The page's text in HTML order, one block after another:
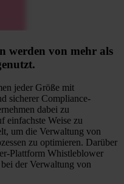
werden von mehr als
jeder Größe mit
sicherer Compliance-
dabei zu
einfachste Weise zu
um die Verwaltung von
zu optimieren. Darüber
Plattform Whistleblower
der Verwaltung von